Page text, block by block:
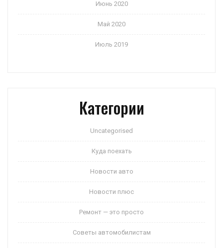
Июнь 2020
Май 2020
Июль 2019
Категории
Uncategorised
Куда поехать
Новости авто
Новости плюс
Ремонт — это просто
Советы автомобилистам